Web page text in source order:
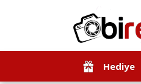
Hediye